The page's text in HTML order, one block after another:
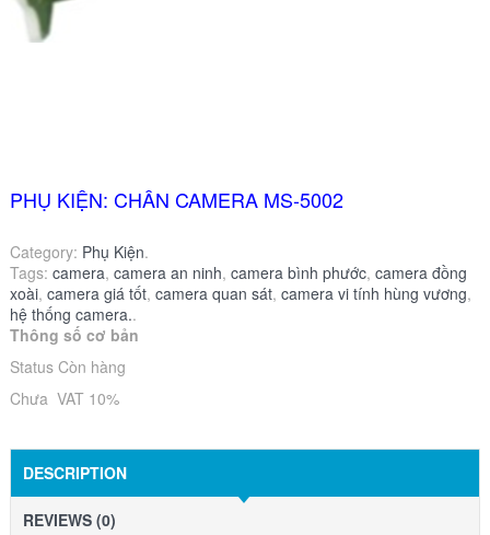
PHỤ KIỆN: CHÂN CAMERA MS-5002
Category: Phụ Kiện.
Tags: camera, camera an ninh, camera bình phước, camera đồng
xoài, camera giá tốt, camera quan sát, camera vi tính hùng vương,
hệ thống camera..
Thông số cơ bản
Status Còn hàng
Chưa VAT 10%
DESCRIPTION
REVIEWS (0)